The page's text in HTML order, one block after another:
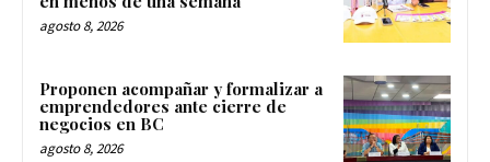
agosto 8, 2026
Proponen acompañar y formalizar a
emprendedores ante cierre de
negocios en BC
agosto 8, 2026